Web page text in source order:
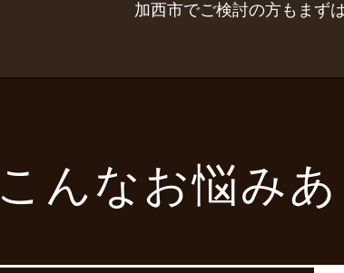
加西市でご検討の方もまず
こんなお悩み